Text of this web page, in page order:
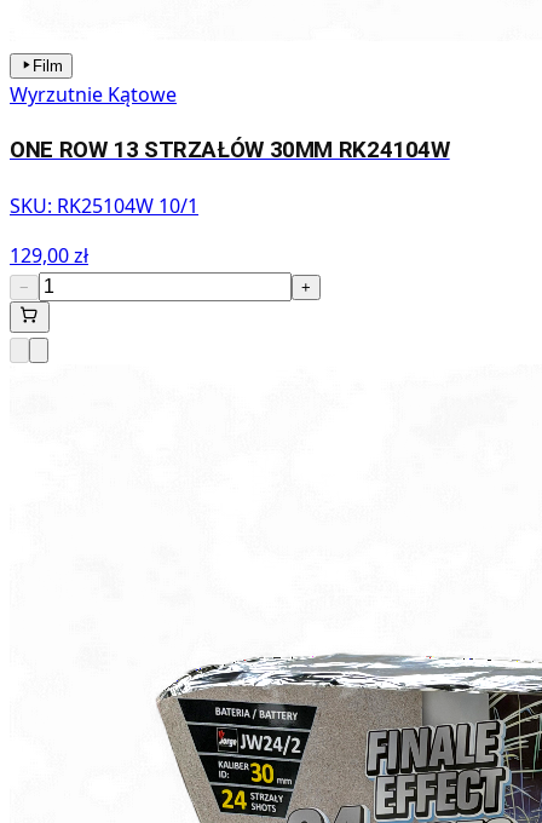
Film
Wyrzutnie Kątowe
ONE ROW 13 STRZAŁÓW 30MM RK24104W
SKU: RK25104W 10/1
129,00 zł
− +